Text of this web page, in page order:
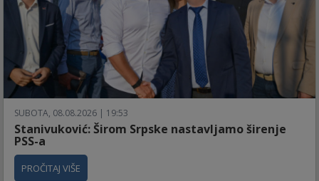
SUBOTA, 08.08.2026 | 19:53
Stanivuković: Širom Srpske nastavljamo širenje
PSS-a
PROČITAJ VIŠE